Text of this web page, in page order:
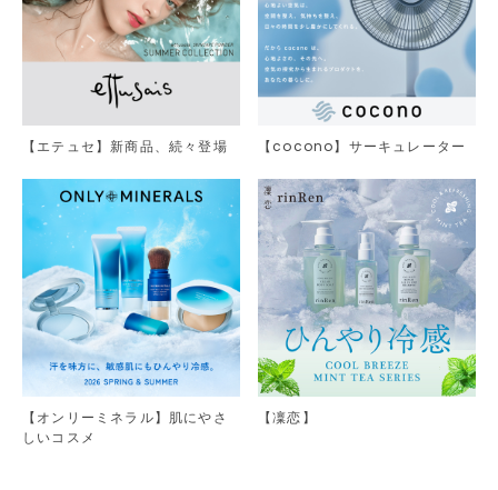
【エテュセ】新商品、続々登場 【cocono】サーキュレーター
【オンリーミネラル】肌にやさ
しいコスメ
【凜恋】